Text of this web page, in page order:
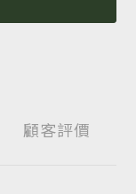
顧客評價